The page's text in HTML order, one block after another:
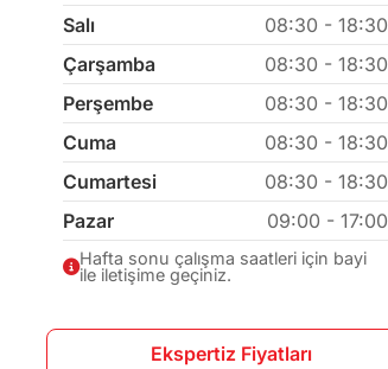
Salı
08:30 - 18:30
Çarşamba
08:30 - 18:30
Perşembe
08:30 - 18:30
Cuma
08:30 - 18:30
Cumartesi
08:30 - 18:30
Pazar
09:00 - 17:00
Hafta sonu çalışma saatleri için bayi
ile iletişime geçiniz.
Ekspertiz Fiyatları